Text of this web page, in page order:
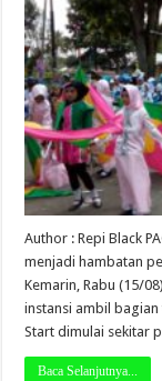
Author : Repi Black
menjadi hambatan
Kemarin, Rabu (15/
instansi ambil
Start dimulai sekitar
Baca Selanjutnya...